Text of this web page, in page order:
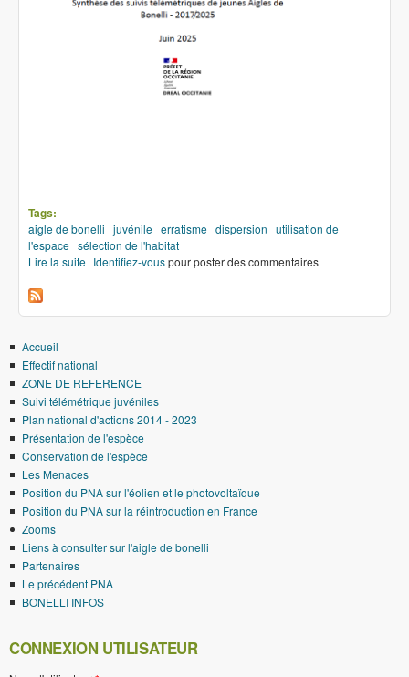
Tags:
aigle de bonelli juvénile erratisme dispersion utilisation de
l'espace sélection de l'habitat
Lire la suite de Synthèse des suivis télémétriques des jeunes Aigles de
Identifiez-vouspour poster des commentaires
Accueil
Effectif national
ZONE DE REFERENCE
Suivi télémétrique juvéniles
Plan national d'actions 2014 - 2023
Présentation de l'espèce
Conservation de l'espèce
Les Menaces
Position du PNA sur l'éolien et le photovoltaïque
Position du PNA sur la réintroduction en France
Zooms
Liens à consulter sur l'aigle de bonelli
Partenaires
Le précédent PNA
BONELLI INFOS
CONNEXION UTILISATEUR